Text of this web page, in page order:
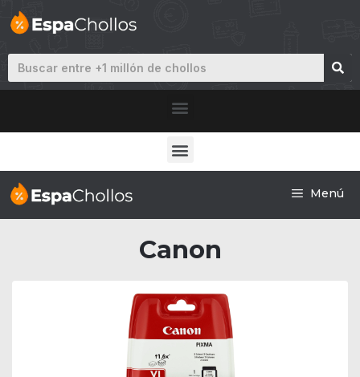
Menú
Canon